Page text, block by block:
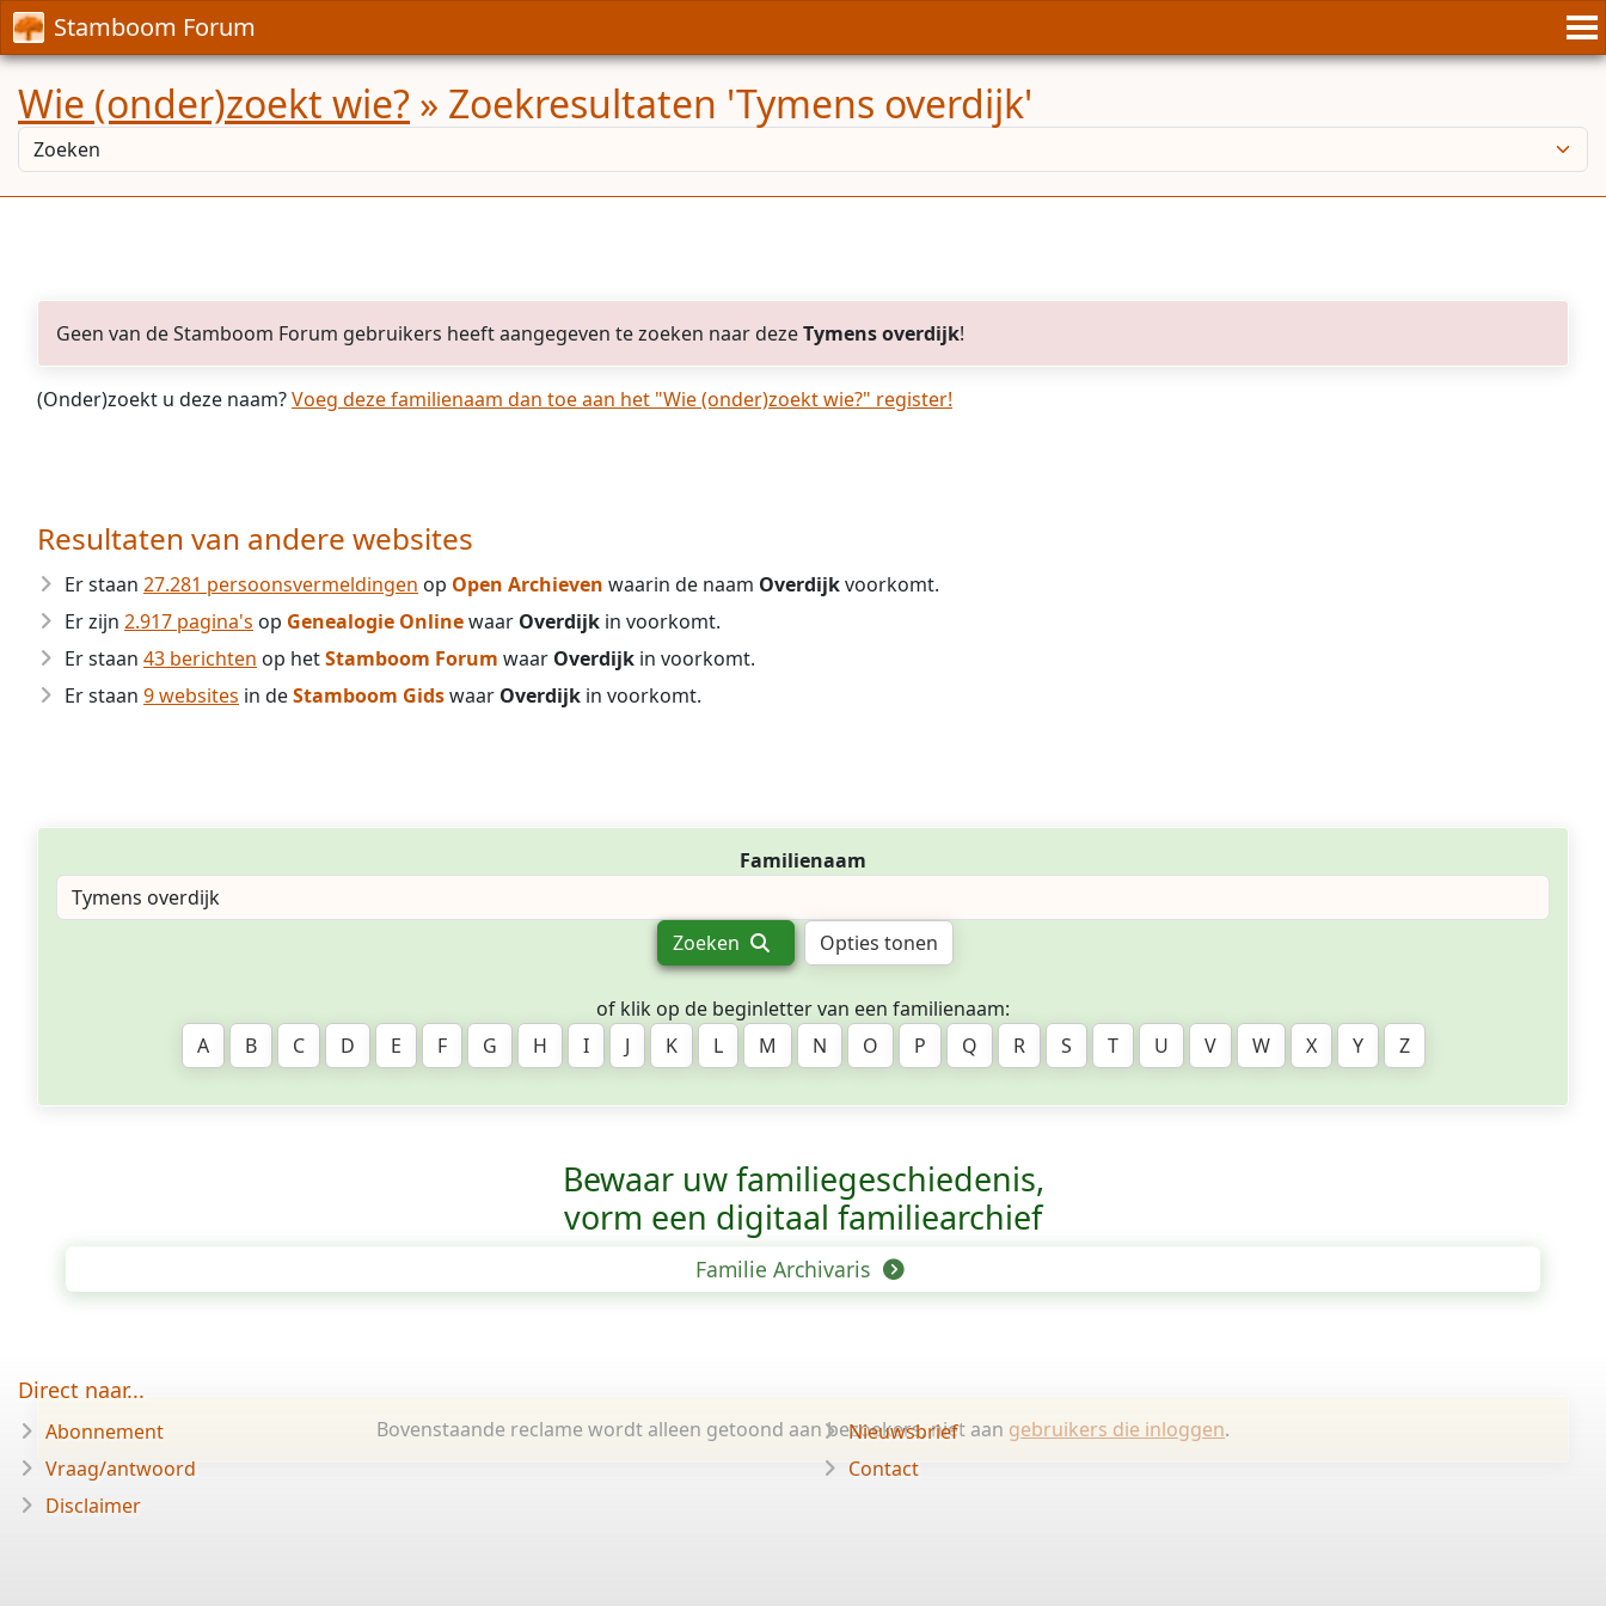
Stamboom Forum
Wie (onder)zoekt wie? » Zoekresultaten 'Tymens overdijk'
Geen van de Stamboom Forum gebruikers heeft aangegeven te zoeken naar dezeTymens overdijk!
(Onder)zoekt u deze naam?Voeg deze familienaam dan toe aan het "Wie (onder)zoekt wie?" register!
Resultaten van andere websites
Er staan 27.281 persoonsvermeldingen op Open Archieven waarin de naam Overdijkvoorkomt.
Er zijn 2.917 pagina's op Genealogie Onlinewaar Overdijk in voorkomt.
Er staan 43 berichten op hetStamboom Forum waar Overdijk in voorkomt.
Er staan 9 websites in deStamboom Gidswaar Overdijk in voorkomt.
Familienaam
Zoeken Opties tonen
of klik op de beginletter van een familienaam:
A
B C D E F G H I J K L M N O P Q R S T U V W X Y Z
Bewaar uw familie­geschiedenis,
vorm een digitaal familiearchief
Familie Archivaris
Bovenstaande reclame wordt alleen getoond aan bezoekers, niet aan gebruikers die inloggen.
Direct naar...
Abonnement
Vraag/antwoord
Disclaimer
Nieuwsbrief
Contact